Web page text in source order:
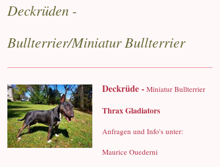
Deckrüden -
Bullterrier/Miniatur Bullterrier
Deckrüde - Miniatur Bullterrier
Thrax Gladiators
Anfragen und Info's unter:
Maurice Ouederni